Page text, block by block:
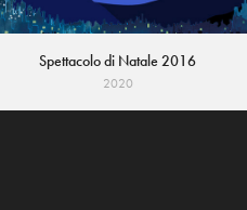
Spettacolo di Natale 2016
2020